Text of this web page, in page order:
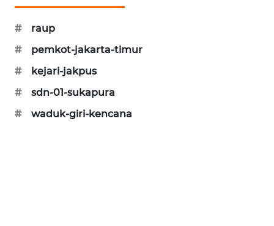
#
raup
#
pemkot-jakarta-timur
#
kejari-jakpus
#
sdn-01-sukapura
#
waduk-giri-kencana
CILEUNGSI
NEWS
NEWS